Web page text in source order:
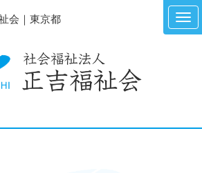
会｜東京都